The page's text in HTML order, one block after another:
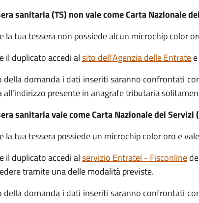
sanitaria (TS) non vale come Carta Nazionale
la tua tessera non possiede alcun microchip color
il duplicato accedi alsito dell'Agenzia delle Entrate
della domanda i dati inseriti saranno confrontati
all'indirizzo presente in anagrafe tributaria
sanitaria vale come Carta Nazionale dei Servizi
la tua tessera possiede un microchip color oro e
il duplicato accedi alservizio Entratel - Fisconline
tramite una delle modalità previste.
della domanda i dati inseriti saranno confrontati